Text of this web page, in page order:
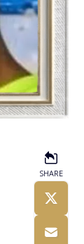
SHARE